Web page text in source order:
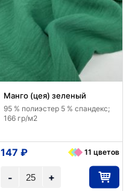
Манго (цея) зеленый
95 % полиэстер 5 % спандекс;
166 гр/м2
+
-
147 ₽ 11 цветов